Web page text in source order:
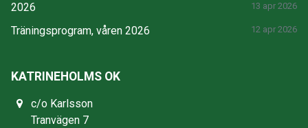
2026
13 apr 2026
Träningsprogram, våren 2026 12 apr 2026
KATRINEHOLMS OK
c/o Karlsson
Tranvägen 7